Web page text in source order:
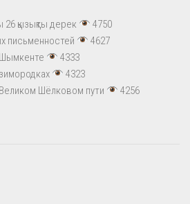
26 қызықты дерек
4750
письменностей
4627
4333
4323
Шёлковом пути
4256